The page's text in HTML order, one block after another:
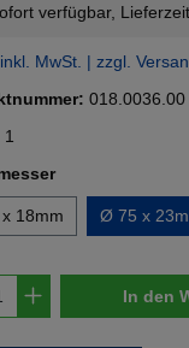
verfügbar,
MwSt. | zzgl.
018.0036.00
1
auswählen
18mm Ø 75 x
Anzahl:
In den